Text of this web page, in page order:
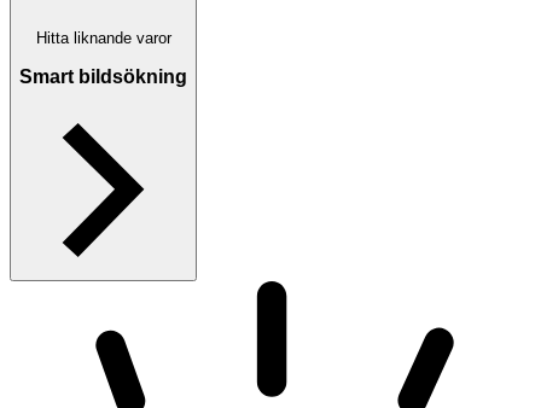
Hitta liknande varor
Smart bildsökning